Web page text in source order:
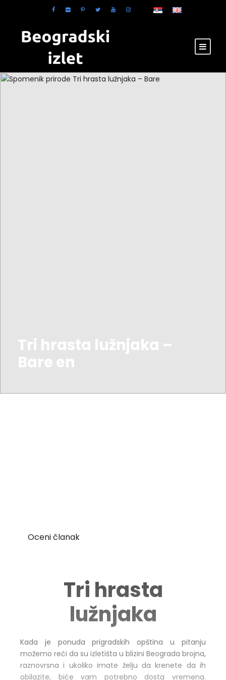
Tri hrasta lužnjaka –
Bare en
Oceni članak
Tri hrasta
lužnjaka
Kada je ponuda prigradskih opština u pitanju
možemo reći da su izletišta u blizini Beograda brojna,
raznovrsna i ukoliko imate želju da krenete da ih
obilazite, biće vam potrebno dosta vremena.